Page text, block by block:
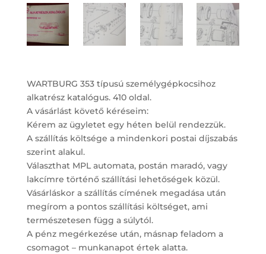
WARTBURG 353 típusú személygépkocsihoz
alkatrész katalógus. 410 oldal.
A vásárlást követő kéréseim:
Kérem az ügyletet egy héten belül rendezzük.
A szállítás költsége a mindenkori postai díjszabás
szerint alakul.
Választhat MPL automata, postán maradó, vagy
lakcímre történő szállítási lehetőségek közül.
Vásárláskor a szállítás címének megadása után
megírom a pontos szállítási költséget, ami
természetesen függ a súlytól.
A pénz megérkezése után, másnap feladom a
csomagot – munkanapot értek alatta.